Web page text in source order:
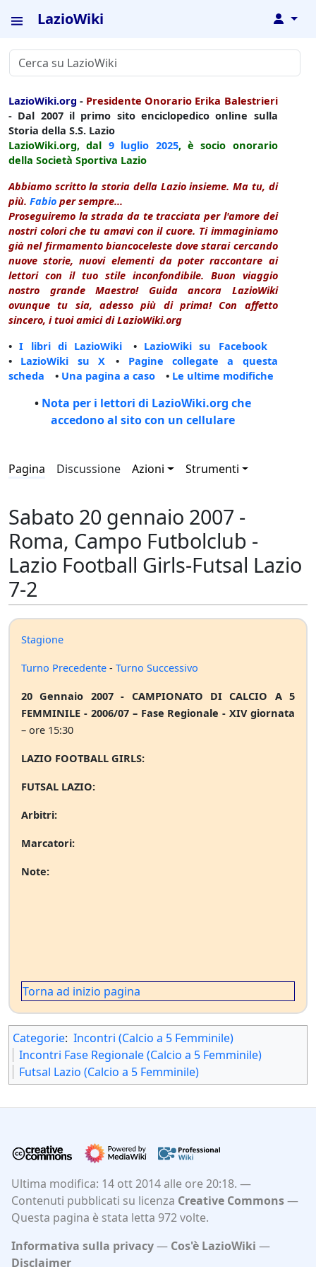
LazioWiki ↓
LazioWiki.org - Presidente Onorario Erika Balestrieri
- Dal 2007 il primo sito enciclopedico online sulla
Storia della S.S. Lazio
LazioWiki.org, dal 9 luglio 2025, è socio onorario
della Società Sportiva Lazio
Abbiamo scritto la storia della Lazio insieme. Ma tu, di
più. Fabio per sempre...
Proseguiremo la strada da te tracciata per l'amore dei
nostri colori che tu amavi con il cuore. Ti immaginiamo
già nel firmamento biancoceleste dove starai cercando
nuove storie, nuovi elementi da poter raccontare ai
lettori con il tuo stile inconfondibile. Buon viaggio
nostro grande Maestro! Guida ancora LazioWiki
ovunque tu sia, adesso più di prima! Con affetto
sincero, i tuoi amici di LazioWiki.org
•I libri di LazioWiki • LazioWiki su Facebook
• LazioWiki su X • Pagine collegate a questa
scheda • Una pagina a caso • Le ultime modifiche
• Nota per i lettori di LazioWiki.org che
accedono al sito con un cellulare
Pagina Discussione Azioni Strumenti
Sabato 20 gennaio 2007 -
Roma, Campo Futbolclub -
Lazio Football Girls-Futsal Lazio
7-2
Stagione
Turno Precedente - Turno Successivo
20 Gennaio 2007 - CAMPIONATO DI CALCIO A 5
FEMMINILE - 2006/07 – Fase Regionale - XIV giornata
– ore 15:30
LAZIO FOOTBALL GIRLS:
FUTSAL LAZIO:
Arbitri:
Marcatori:
Note:
Torna ad inizio pagina
Categorie: Incontri (Calcio a 5 Femminile)
Incontri Fase Regionale (Calcio a 5 Femminile)
Futsal Lazio (Calcio a 5 Femminile)
Ultima modifica: 14 ott 2014 alle ore 20:18.
Contenuti pubblicati su licenza Creative Commons
Questa pagina è stata letta 972 volte.
Informativa sulla privacy
Cos'è LazioWiki
Disclaimer